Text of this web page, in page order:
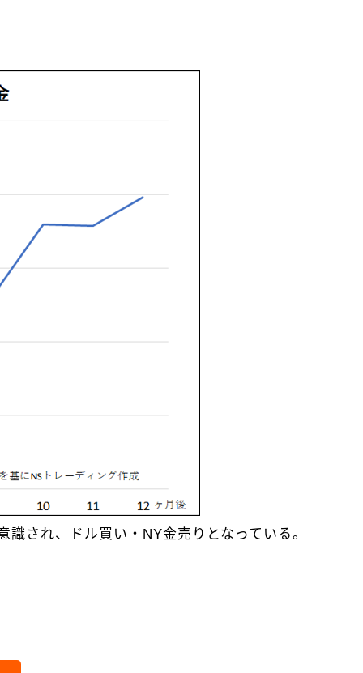
され、ドル買い・NY金売りとなっている。